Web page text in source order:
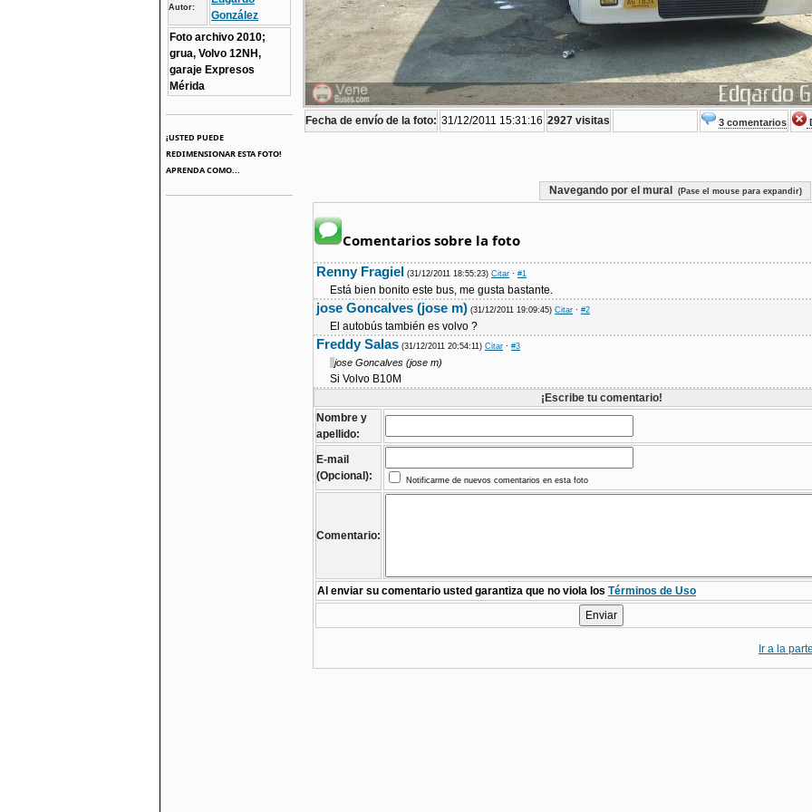
Autor:
González
Foto archivo 2010;
grua, Volvo 12NH,
garaje Expresos
Mérida
¡USTED PUEDE
REDIMENSIONAR ESTA FOTO!
APRENDA COMO...
Fecha de envío de la foto: 31/12/2011 15:31:16 2927 visitas 3 comentarios
Navegando por el mural (Pase el mouse para expandir)
Comentarios sobre la foto
Renny Fragiel (31/12/2011 18:55:23) Citar · #1
Está bien bonito este bus, me gusta bastante.
jose Goncalves (jose m) (31/12/2011 19:09:45) Citar · #2
El autobús también es volvo ?
Freddy Salas (31/12/2011 20:54:11) Citar · #3
jose Goncalves (jose m)
Si Volvo B10M
¡Escribe tu comentario!
Nombre y
apellido:
E-mail
(Opcional):
Notificarme de nuevos comentarios en esta foto
Comentario:
Al enviar su comentario usted garantiza que no viola los Términos de Uso
Ir a la